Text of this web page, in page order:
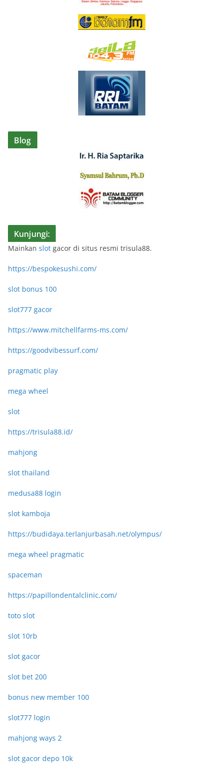
Blog
Kunjungi:
Mainkan slot gacor di situs resmi trisula88.
https://bespokesushi.com/
slot bonus 100
slot777 gacor
https://www.mitchellfarms-ms.com/
https://goodvibessurf.com/
pragmatic play
mega wheel
slot
https://trisula88.id/
mahjong
slot thailand
medusa88 login
slot kamboja
https://budidaya.terlanjurbasah.net/olympus/
mega wheel pragmatic
spaceman
https://papillondentalclinic.com/
toto slot
slot 10rb
slot gacor
slot bet 200
bonus new member 100
slot777 login
mahjong ways 2
slot gacor depo 10k